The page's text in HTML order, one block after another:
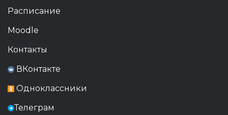
Расписание
Moodle
Контакты
ВКонтакте
Одноклассники
Телеграм